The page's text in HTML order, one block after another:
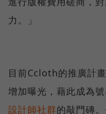
力。」
目前Ccloth的推廣計
增加曝光，藉此成為
設計師社群的敲門磚